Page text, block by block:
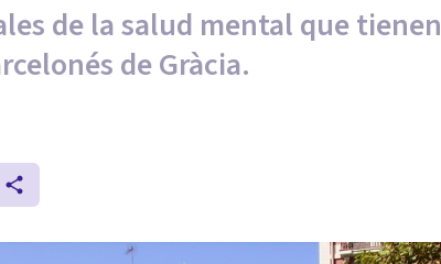
de la salud mental que tienen
de Gràcia.